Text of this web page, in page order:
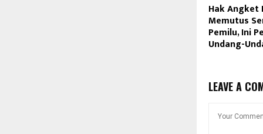
Hak Angket
Memutus
Pemilu, Ini
Undang-
LEAVE A